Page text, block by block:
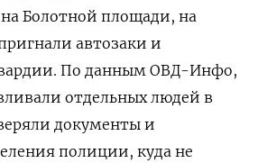
Болотной площади, на
автозаки и
По данным ОВД-Инфо,
отдельных людей в
документы и
полиции, куда не